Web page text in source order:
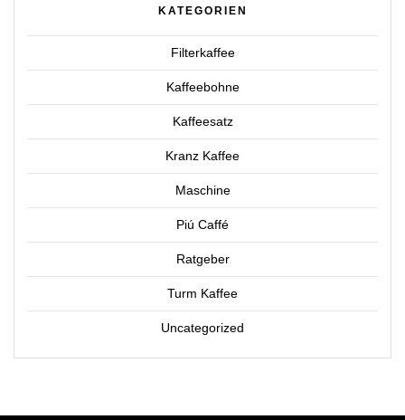
KATEGORIEN
Filterkaffee
Kaffeebohne
Kaffeesatz
Kranz Kaffee
Maschine
Piú Caffé
Ratgeber
Turm Kaffee
Uncategorized